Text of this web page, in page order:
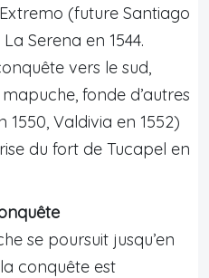
(future Santiago
Serena en 1544.
vers le sud,
fonde d’autres
Valdivia en 1552)
du fort de Tucapel en
se poursuit jusqu’en
conquête est